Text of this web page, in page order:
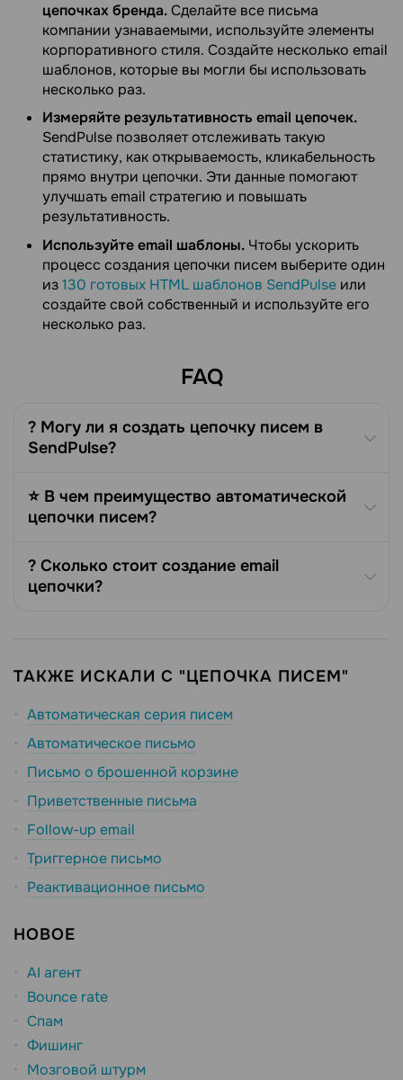
цепочках бренда.Сделайте все письма
компании узнаваемыми, используйте элементы
корпоративного стиля. Создайте несколько email
шаблонов, которые вы могли бы использовать
несколько раз.
Измеряйте результативность email цепочек.
SendPulse позволяет отслеживать такую
статистику, как открываемость, кликабельность
прямо внутри цепочки. Эти данные помогают
улучшать email стратегию и повышать
результативность.
Используйте email шаблоны. Чтобы ускорить
процесс создания цепочки писем выберите один
из130 готовых HTML шаблонов SendPulse или
создайте свой собственный и используйте его
несколько раз.
FAQ
? Могу ли я создать цепочку писем в
SendPulse?
⭐ В чем преимущество автоматической
цепочки писем?
? Сколько стоит создание email
цепочки?
ТАКЖЕ ИСКАЛИ С "ЦЕПОЧКА ПИСЕМ"
Автоматическая серия писем
Автоматическое письмо
Письмо о брошенной корзине
Приветственные письма
Follow-up email
Триггерное письмо
Реактивационное письмо
НОВОЕ
AI агент
Bounce rate
Спам
Фишинг
Мозговой штурм